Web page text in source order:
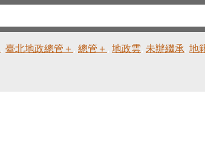
臺北地政總管＋ 總管＋ 地政雲 未辦繼承 地